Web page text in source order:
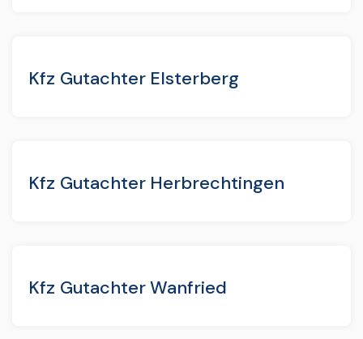
Kfz Gutachter Elsterberg
Kfz Gutachter Herbrechtingen
Kfz Gutachter Wanfried